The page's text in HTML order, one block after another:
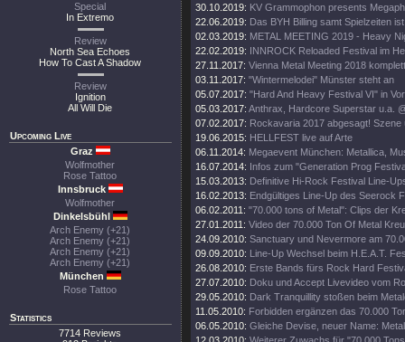
Special
In Extremo
Review
North Sea Echoes
How To Cast A Shadow
Review
Ignition
All Will Die
Upcoming Live
Graz
Wolfmother
Rose Tattoo
Innsbruck
Wolfmother
Dinkelsbühl
Arch Enemy (+21)
Arch Enemy (+21)
Arch Enemy (+21)
Arch Enemy (+21)
München
Rose Tattoo
Statistics
7714 Reviews
30.10.2019: KV Grammophon presents
22.06.2019: Das BYH Billing samt Spielzeiten
02.03.2019: METAL MEETING 2019 - Heavy
22.02.2019: INNROCK Reloaded Festival im
27.11.2017: Vienna Metal Meeting 2018 komplett
03.11.2017: "Wintermelodei" Münster steht an
05.07.2017: "Hard And Heavy Festival VI" in
05.03.2017: Anthrax, Hardcore Superstar u.a.
07.02.2017: Rockavaria 2017 abgesagt! Szene
19.06.2015: HELLFEST live auf Arte
06.11.2014: Megaevent München: Metallica,
16.07.2014: Infos zum "Generation Prog
15.03.2013: Definitive Hi-Rock Festival Line-
16.02.2013: Endgültiges Line-Up des Seerock
06.02.2011: "70.000 tons of Metal": Clips der
27.01.2011: Video der 70.000 Ton Of Metal
24.09.2010: Sanctuary und Nevermore am
09.09.2010: Line-Up Wechsel beim H.E.A.T.
26.08.2010: Erste Bands fürs Rock Hard
27.07.2010: Doku und Accept Livevideo vom
29.05.2010: Dark Tranquillity stoßen beim
11.05.2010: Forbidden ergänzen das 70.000
06.05.2010: Gleiche Devise, neuer Name: